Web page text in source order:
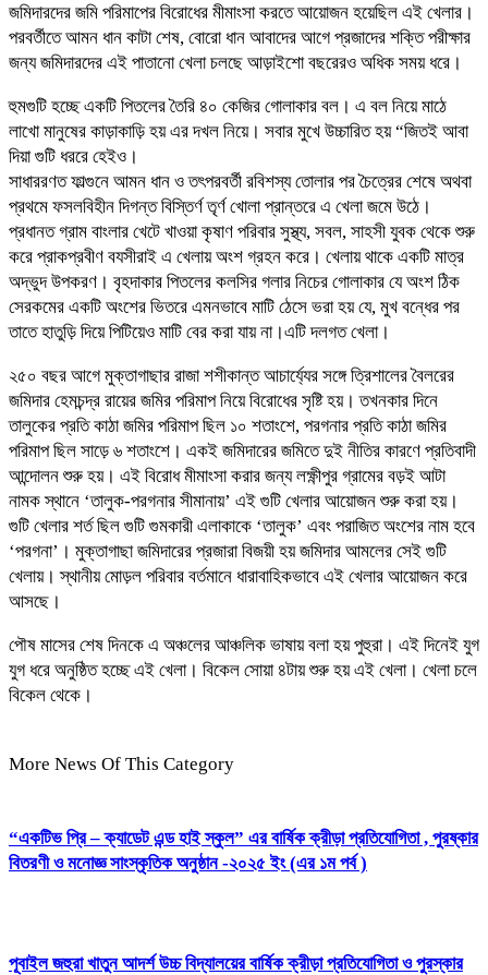
জমিদারদের জমি পরিমাপের বিরোধের মীমাংসা করতে আয়োজন হয়েছিল এই খেলার।
পরবর্তীতে আমন ধান কাটা শেষ, বোরো ধান আবাদের আগে প্রজাদের শক্তি পরীক্ষার
জন্য জমিদারদের এই পাতানো খেলা চলছে আড়াইশো বছরেরও অধিক সময় ধরে।
হুমগুটি হচ্ছে একটি পিতলের তৈরি ৪০ কেজির গোলাকার বল। এ বল নিয়ে মাঠে
লাখো মানুষের কাড়াকাড়ি হয় এর দখল নিয়ে। সবার মুখে উচ্চারিত হয় “জিতই আবা
দিয়া গুটি ধররে হেইও।
সাধাররণত ফাল্গুনে আমন ধান ও তৎপরবর্তী রবিশস্য তোলার পর চৈত্রের শেষে অথবা
প্রথমে ফসলবিহীন দিগন্ত বিস্তির্ণ তৃর্ণ খোলা প্রান্তরে এ খেলা জমে উঠে।
প্রধানত গ্রাম বাংলার খেটে খাওয়া কৃষাণ পরিবার সুস্থ্য, সবল, সাহসী যুবক থেকে শুরু
করে প্রাকপ্রবীণ বযসীরাই এ খেলায় অংশ গ্রহন করে। খেলায় থাকে একটি মাত্র
অদ্ভুদ উপকরণ। বৃহদাকার পিতলের কলসির গলার নিচের গোলাকার যে অংশ ঠিক
সেরকমের একটি অংশের ভিতরে এমনভাবে মাটি ঠেসে ভরা হয় যে, মুখ বন্ধের পর
তাতে হাতুড়ি দিয়ে পিটিয়েও মাটি বের করা যায় না।এটি দলগত খেলা।
২৫০ বছর আগে মুক্তাগাছার রাজা শশীকান্ত আচার্য্যের সঙ্গে ত্রিশালের বৈলরের
জমিদার হেমচন্দ্র রায়ের জমির পরিমাপ নিয়ে বিরোধের সৃষ্টি হয়। তখনকার দিনে
তালুকের প্রতি কাঠা জমির পরিমাপ ছিল ১০ শতাংশে, পরগনার প্রতি কাঠা জমির
পরিমাপ ছিল সাড়ে ৬ শতাংশে। একই জমিদারের জমিতে দুই নীতির কারণে প্রতিবাদী
আন্দোলন শুরু হয়। এই বিরোধ মীমাংসা করার জন্য লক্ষ্ণীপুর গ্রামের বড়ই আটা
নামক স্থানে ‘তালুক-পরগনার সীমানায়’ এই গুটি খেলার আয়োজন শুরু করা হয়।
গুটি খেলার শর্ত ছিল গুটি গুমকারী এলাকাকে ‘তালুক’ এবং পরাজিত অংশের নাম হবে
‘পরগনা’। মুক্তাগাছা জমিদারের প্রজারা বিজয়ী হয় জমিদার আমলের সেই গুটি
খেলায়। স্থানীয় মোড়ল পরিবার বর্তমানে ধারাবাহিকভাবে এই খেলার আয়োজন করে
আসছে।
পৌষ মাসের শেষ দিনকে এ অঞ্চলের আঞ্চলিক ভাষায় বলা হয় পুহুরা। এই দিনেই যুগ
যুগ ধরে অনুষ্ঠিত হচ্ছে এই খেলা। বিকেল সোয়া ৪টায় শুরু হয় এই খেলা। খেলা চলে
বিকেল থেকে।
More News Of This Category
“একটিভ প্রি – ক্যাডেট এন্ড হাই স্কুল” এর বার্ষিক ক্রীড়া প্রতিযোগিতা , পুরষ্কার
বিতরণী ও মনোজ্ঞ সাংস্কৃতিক অনুষ্ঠান -২০২৫ ইং (এর ১ম পর্ব )
পূবাইল জহুরা খাতুন আদর্শ উচ্চ বিদ্যালয়ের বার্ষিক ক্রীড়া প্রতিযোগিতা ও পুরস্কার